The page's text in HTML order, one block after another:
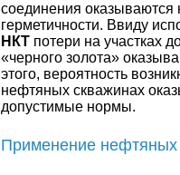
соединения
герметичности. Ввиду
НКТ потери на участках
«черного золота»
этого, вероятность
нефтяных скважинах
допустимые нормы.
Применение нефтяных